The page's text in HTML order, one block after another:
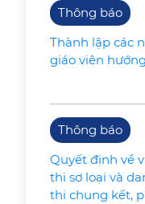
Thông báo
Thành lập các
giáo viên
Thông báo
Quyết định về
thi sơ loại và
thi chung kết,